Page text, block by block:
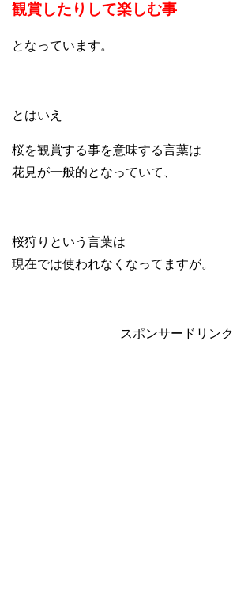
観賞したりして楽しむ事
となっています。
とはいえ
桜を観賞する事を意味する言葉は
花見が一般的となっていて、
桜狩りという言葉は
現在では使われなくなってますが。
スポンサードリンク